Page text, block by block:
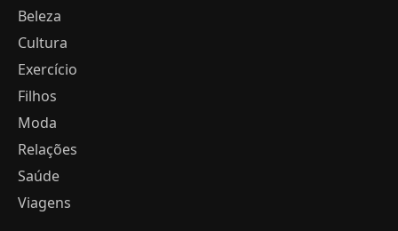
Beleza
Cultura
Exercício
Filhos
Moda
Relações
Saúde
Viagens